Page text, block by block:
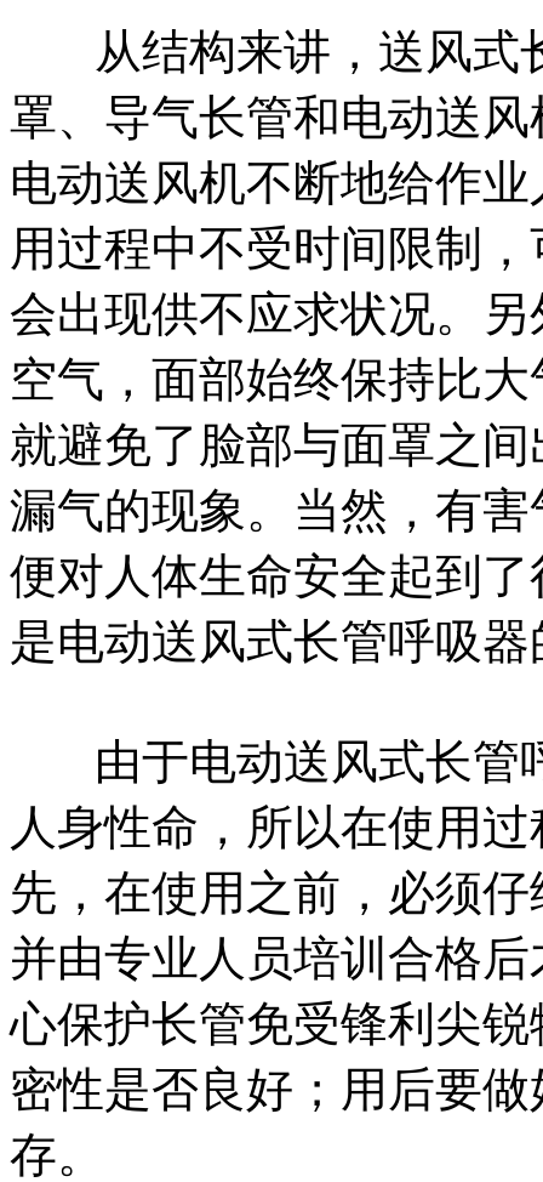
从结构来讲，送风式
罩、导气长管和电动送
电动送风机不断地给作
用过程中不受时间限制
会出现供不应求状况。
空气，面部始终保持比
就避免了脸部与面罩之
漏气的现象。当然，有
便对人体生命安全起到
是电动送风式长管呼吸
由于电动送风式长管
人身性命，所以在使用
先，在使用之前，必须
并由专业人员培训合格
心保护长管免受锋利尖
密性是否良好；用后要
存。